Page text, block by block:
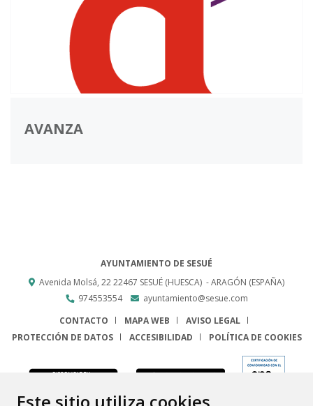
AVANZA
AYUNTAMIENTO DE SESUÉ
Avenida Molsá, 2222467 SESUÉ (HUESCA) - ARAGÓN (ESPAÑA)
974553554
ayuntamiento@sesue.com
CONTACTO
MAPA WEB
AVISO LEGAL
PROTECCIÓN DE DATOS
ACCESIBILIDAD POLÍTICA DE COOKIES